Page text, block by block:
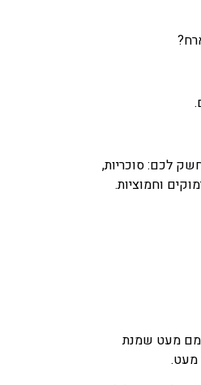
לכם: סוכריות,
וחמוציות.
מעט שמנת
מעט.